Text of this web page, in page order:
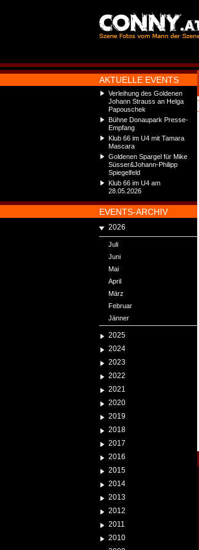
AKTUELLE EVENTS
Verleihung des Goldenen
Johann Strauss an Helga
Papouschek
Bühne Donaupark Presse-
Empfang
Klub 66 im U4 mit Tamara
Mascara
Goldenen Spargel für Mike
Süsser&Johann-Philipp
Spiegelfeld
Klub 66 im U4 am
28.05.2026
EVENTS-ARCHIV
2026
Juli
Juni
Mai
April
März
Februar
Jänner
2025
2024
2023
2022
2021
2020
2019
2018
2017
2016
2015
2014
2013
2012
2011
2010